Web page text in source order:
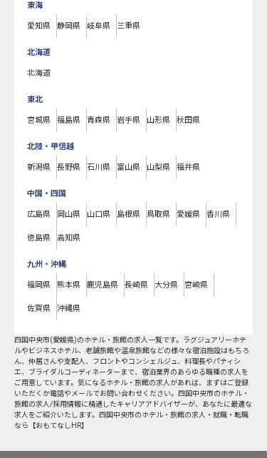
東海
愛知県 静岡県 岐阜県 三重県
北海道
北海道
東北
宮城県 福島県 青森県 岩手県 山形県 秋田県
北陸・甲信越
新潟県 長野県 石川県 富山県 山梨県 福井県
中国・四国
広島県 岡山県 山口県 島根県 鳥取県 愛媛県 香川県
徳島県 高知県
九州・沖縄
福岡県 熊本県 鹿児島県 長崎県 大分県 宮崎県
佐賀県 沖縄県
四国中央市(愛媛県)のホテル・旅館の求人一覧です。ラグジュアリーホテ
ルやビジネスホテル、老舗旅館や温泉旅館などの様々な宿泊施設はもちろ
ん、仲居さんや支配人、フロントやコンシェルジュ、料理長やパティシ
エ、ブライダルコーディネーターまで、宿泊業界のあらゆる職種の求人を
ご用意しています。気になるホテル・旅館の求人があれば、まずはご登録
いただくか電話やメールでお問い合わせください。四国中央市のホテル・
旅館の求人/採用情報に精通したキャリアアドバイザーが、あなたに最適な
求人をご紹介いたします。四国中央市のホテル・旅館の求人・就職・転職
なら【おもてなしHR】